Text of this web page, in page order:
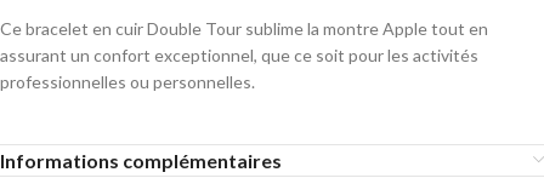
Ce bracelet en cuir Double Tour sublime la montre Apple tout en
assurant un confort exceptionnel, que ce soit pour les activités
professionnelles ou personnelles.
Informations complémentaires